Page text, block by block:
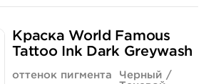
850 руб.
купить
1 400 руб.
купить
Краска World Famous
Tattoo Ink Dark Greywash
оттенок пигмента
Черный /